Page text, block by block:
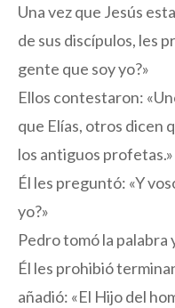
Una vez que Jesús
de sus discípulos, les
gente que soy yo?»
Ellos contestaron:
que Elías, otros dicen
los antiguos profetas.»
Él les preguntó: «Y
yo?»
Pedro tomó la palabra
Él les prohibió
añadió: «El Hijo del